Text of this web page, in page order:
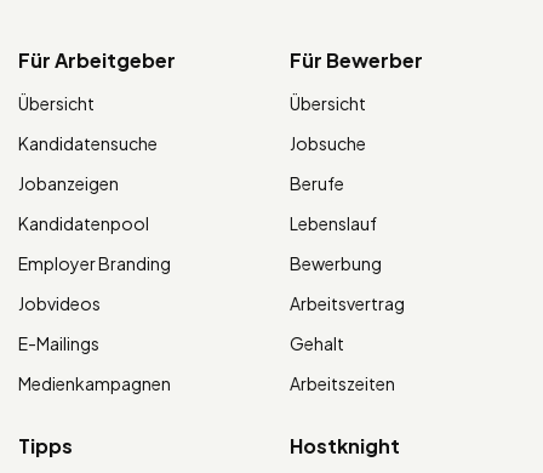
Für Arbeitgeber
Übersicht
Kandidatensuche
Jobanzeigen
Kandidatenpool
Employer Branding
Jobvideos
E-Mailings
Medienkampagnen
Für Bewerber
Übersicht
Jobsuche
Berufe
Lebenslauf
Bewerbung
Arbeitsvertrag
Gehalt
Arbeitszeiten
Tipps Hostknight